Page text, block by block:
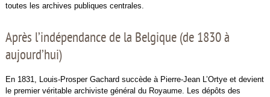
toutes les archives publiques centrales.
Après l’indépendance de la Belgique (de 1830 à
aujourd’hui)
En 1831, Louis-Prosper Gachard succède à Pierre-Jean L’Ortye et devient
le premier véritable archiviste général du Royaume. Les dépôts des